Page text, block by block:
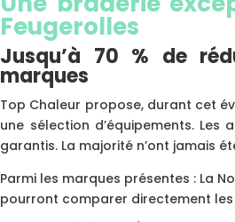
Feugerolles
Jusqu’à 70 % de
marques
Top Chaleur propose, durant cet
une sélection d’équipements.
garantis. La majorité n’ont jamais
Parmi les marques présentes : La
pourront comparer directement